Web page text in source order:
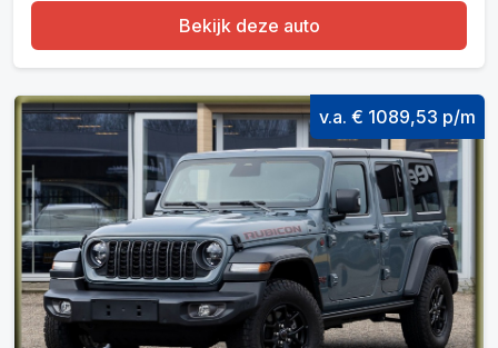
Bekijk deze auto
v.a. € 1089,53 p/m